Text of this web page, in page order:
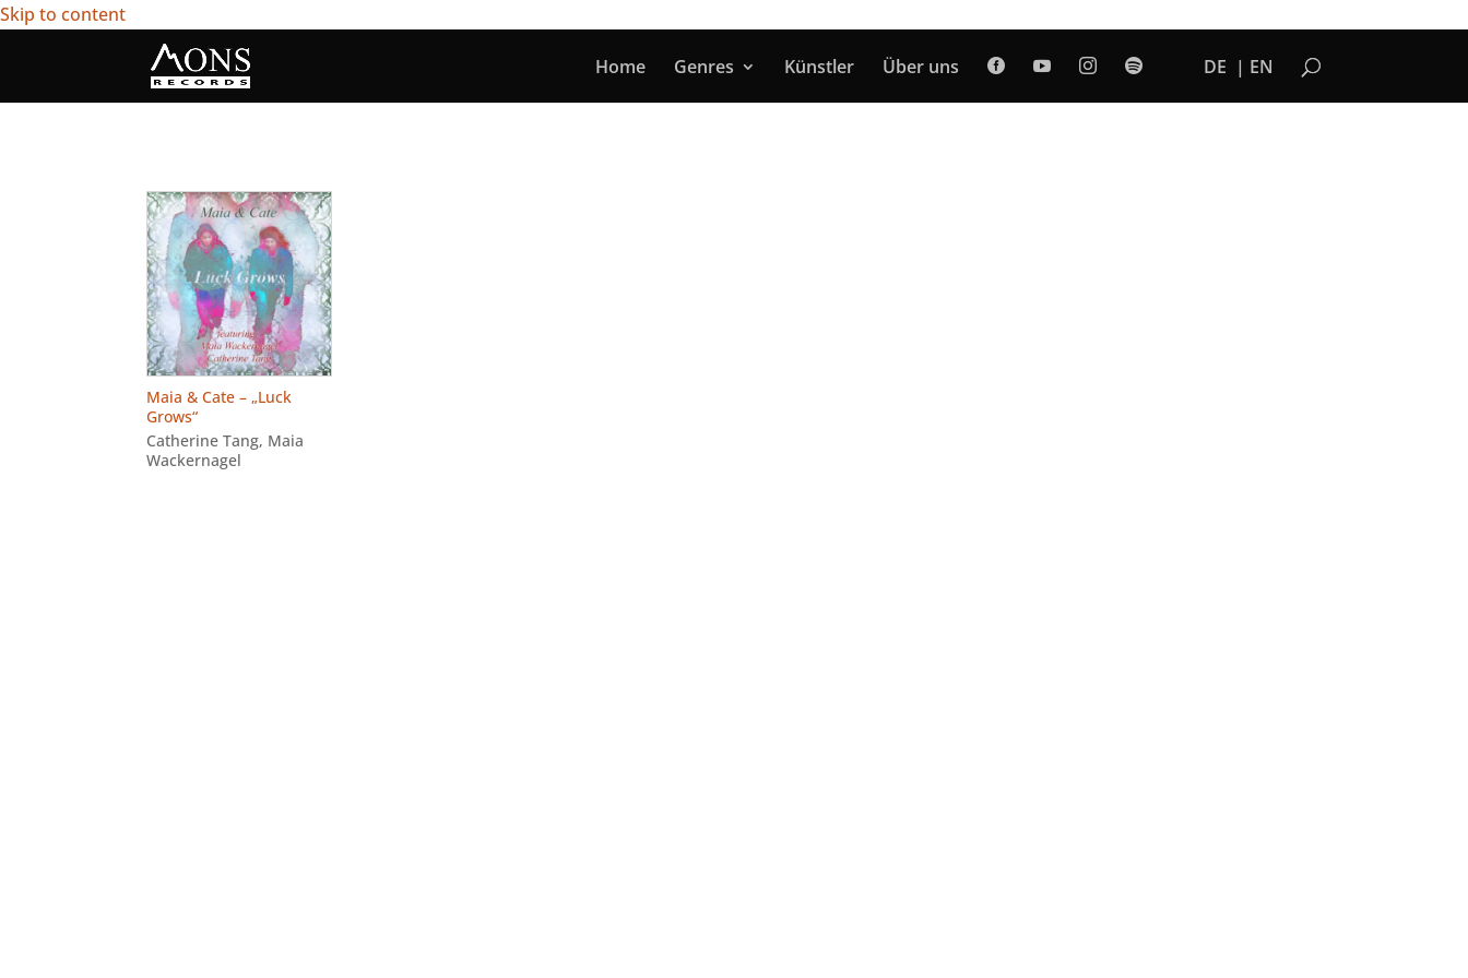
Skip to content
Home Genres Künstler Über uns     DE EN
Maia & Cate – „Luck
Grows“
Catherine Tang, Maia
Wackernagel